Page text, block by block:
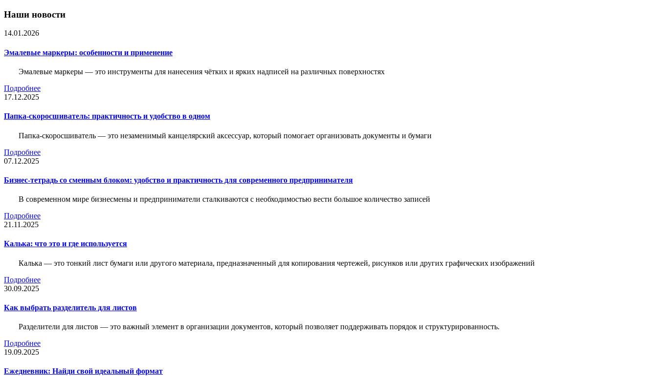
Наши новости
14.01.2026
Эмалевые маркеры: особенности и применение
Эмалевые маркеры — это инструменты для нанесения чётких и ярких надписей на различных поверхностях
Подробнее
17.12.2025
Папка-скоросшиватель: практичность и удобство в одном
Папка-скоросшиватель — это незаменимый канцелярский аксессуар, который помогает организовать документы и бумаги
Подробнее
07.12.2025
Бизнес-тетрадь со сменным блоком: удобство и практичность для современного предпринимателя
В современном мире бизнесмены и предприниматели сталкиваются с необходимостью вести большое количество записей
Подробнее
21.11.2025
Калька: что это и где используется
Калька — это тонкий лист бумаги или другого материала, предназначенный для копирования чертежей, рисунков или других графических изображений
Подробнее
30.09.2025
Как выбрать разделитель для листов
Разделители для листов — это важный элемент в организации документов, который позволяет поддерживать порядок и структурированность.
Подробнее
19.09.2025
Ежедневник: Найди свой идеальный формат